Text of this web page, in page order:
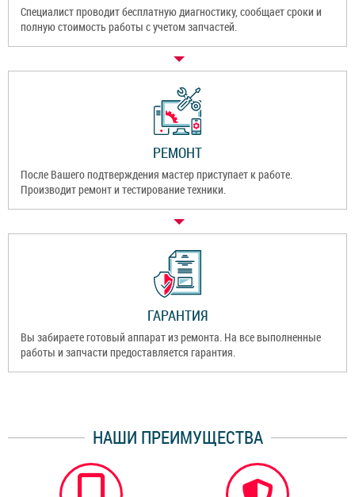
Специалист проводит бесплатную диагностику, сообщает сроки и
полную стоимость работы с учетом запчастей.
РЕМОНТ
После Вашего подтверждения мастер приступает к работе.
Производит ремонт и тестирование техники.
ГАРАНТИЯ
Вы забираете готовый аппарат из ремонта. На все выполненные
работы и запчасти предоставляется гарантия.
НАШИ ПРЕИМУЩЕСТВА